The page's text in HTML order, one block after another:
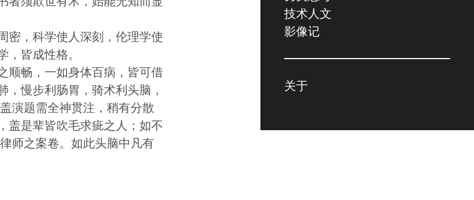
技术人文
影像记
关于
密，科学使人深刻，伦理学使
皆成性格。
顺畅，一如身体百病，皆可借
慢步利肠胃，骑术利头脑，
演题需全神贯注，稍有分散
盖是辈皆吹毛求疵之人；如不
师之案卷。如此头脑中凡有